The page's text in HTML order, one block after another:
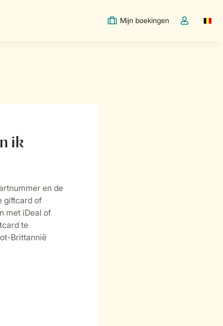
Mijn boekingen
Open de